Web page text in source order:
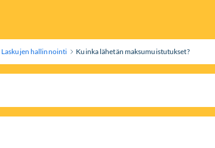
Laskujen hallinnointi Kuinka lähetän maksumuistutukset?